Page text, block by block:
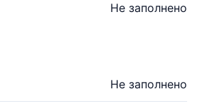
Не заполнено
Не заполнено